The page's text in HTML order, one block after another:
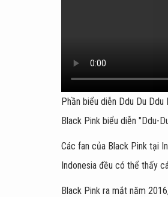
Phần biểu diễn Ddu Du
Black Pink biểu diễn "Ddu-
Các fan của Black Pink tại
Indonesia đều có thể thấy
Black Pink ra mắt năm